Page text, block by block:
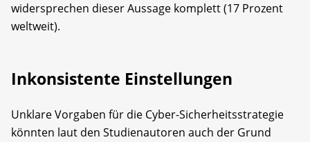
widersprechen dieser Aussage komplett (17 Prozent
weltweit).
Inkonsistente Einstellungen
Unklare Vorgaben für die Cyber-Sicherheitsstrategie
könnten laut den Studienautoren auch der Grund